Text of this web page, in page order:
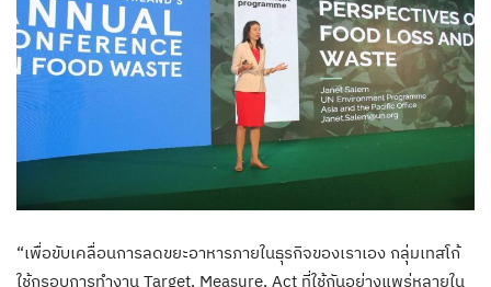
“เพื่อขับเคลื่อนการลดขยะอาหารภายในธุรกิจของเราเอง กลุ่มเทสโก้
ใช้กรอบการทำงาน Target, Measure, Act ที่ใช้กันอย่างแพร่หลายใน